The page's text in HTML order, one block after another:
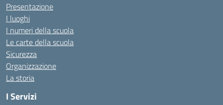
Presentazione
I luoghi
I numeri della scuola
Le carte della scuola
Sicurezza
Organizzazione
La storia
I Servizi